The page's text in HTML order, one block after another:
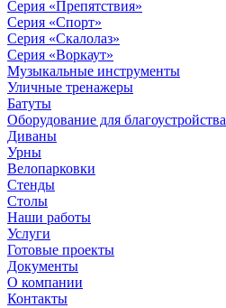
Серия «Препятствия»
Серия «Спорт»
Серия «Скалолаз»
Серия «Воркаут»
Музыкальные инструменты
Уличные тренажеры
Батуты
Оборудование для благоустройства
Диваны
Урны
Велопарковки
Стенды
Столы
Наши работы
Услуги
Готовые проекты
Документы
О компании
Контакты